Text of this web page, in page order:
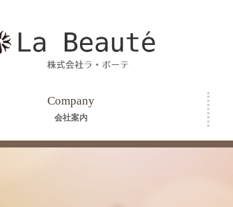
Company
会社案内